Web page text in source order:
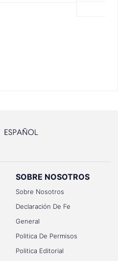
SOBRE NOSOTROS
Sobre Nosotros
Declaración De Fe
General
Politica De Permisos
Politica Editorial